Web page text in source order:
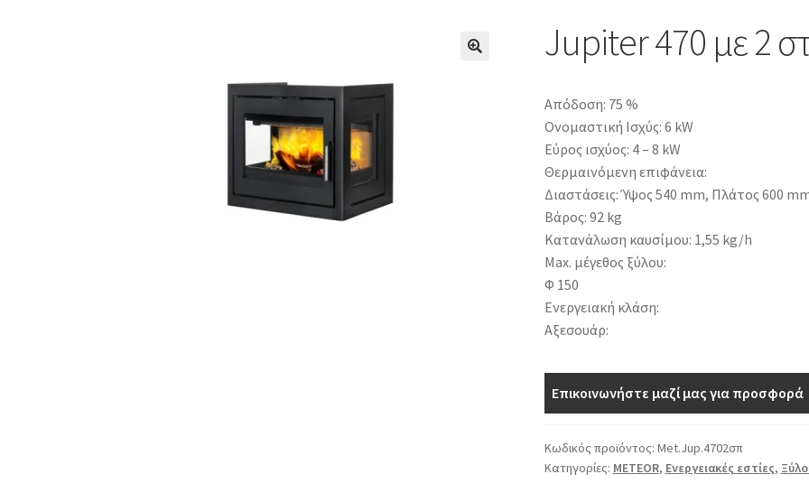
Jupiter 470 με 2
Απόδοση: 75 %
Ονομαστική Ισχύς: 6 kW
Εύρος ισχύος: 4 – 8 kW
Θερμαινόμενη επιφάνεια:
Διαστάσεις: Ύψος 540 mm, Πλάτος 600
Βάρος: 92 kg
Κατανάλωση καυσίμου: 1,55 kg/h
Max. μέγεθος ξύλου:
Φ 150
Ενεργειακή κλάση:
Αξεσουάρ:
Επικοινωνήστε μαζί μας για προσφορά
Κωδικός προϊόντος: Met.Jup.4702σπ
Κατηγορίες: METEOR, Ενεργειακές εστίες,